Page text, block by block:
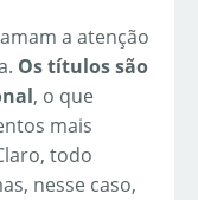
a atenção
Os títulos são
, o que
mais
todo
nesse caso,